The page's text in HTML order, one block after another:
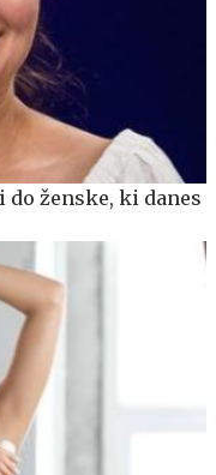
do ženske, ki danes